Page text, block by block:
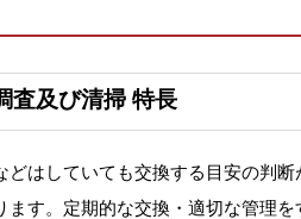
査及び清掃 特長
はしていても交換する目安の判
す。定期的な交換・適切な管理